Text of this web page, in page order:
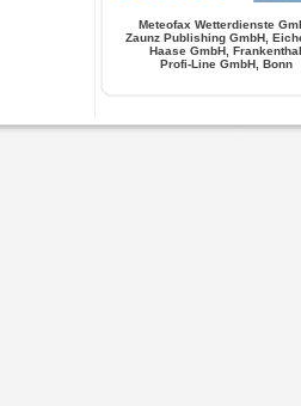
Meteofax Wetterdienste
Zaunz Publishing GmbH,
Haase GmbH, Frankenthal
Profi-Line GmbH, Bonn